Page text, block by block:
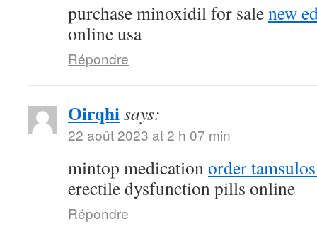
purchase minoxidil for salenew
online usa
Répondre
Oirqhisays:
22 août 2023 at 2 h 07 min
mintop medicationorder
erectile dysfunction pills online
Répondre